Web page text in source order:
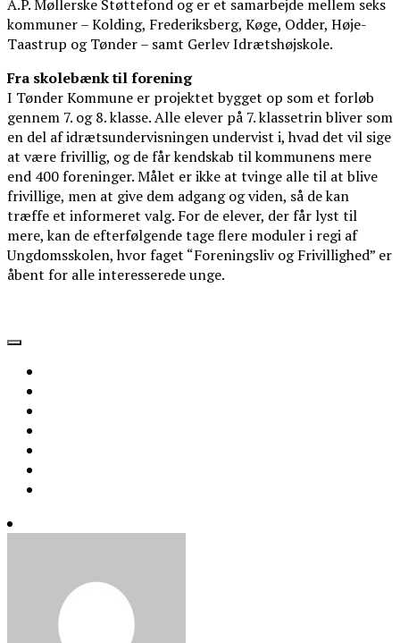
A.P. Møllerske Støttefond og er et samarbejde mellem seks
kommuner – Kolding, Frederiksberg, Køge, Odder, Høje-
Taastrup og Tønder – samt Gerlev Idrætshøjskole.
Fra skolebænk til forening
I Tønder Kommune er projektet bygget op som et forløb
gennem 7. og 8. klasse. Alle elever på 7. klassetrin bliver som
en del af idrætsundervisningen undervist i, hvad det vil sige
at være frivillig, og de får kendskab til kommunens mere
end 400 foreninger. Målet er ikke at tvinge alle til at blive
frivillige, men at give dem adgang og viden, så de kan
træffe et informeret valg. For de elever, der får lyst til
mere, kan de efterfølgende tage flere moduler i regi af
Ungdomsskolen, hvor faget “Foreningsliv og Frivillighed” er
åbent for alle interesserede unge.